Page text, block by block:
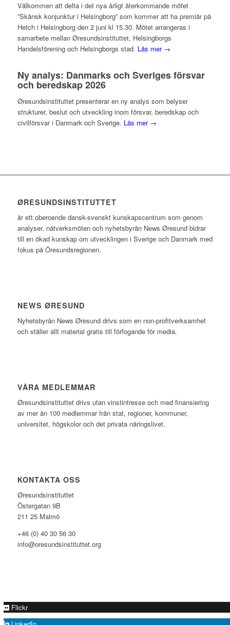
Välkommen att delta i det nya årligt återkommande mötet
”Skånsk konjunktur i Helsingborg” som kommer att ha premiär på
Hetch i Helsingborg den 2 juni kl 15.30. Mötet arrangeras i
samarbete mellan Øresundsinstituttet, Helsingborgs
Handelsförening och Helsingborgs stad. Läs mer →
Ny analys: Danmarks och Sveriges försvar
och beredskap 2026
Øresundsinstituttet presenterar en ny analys som belyser
strukturer, beslut och utveckling inom försvar, beredskap och
civilförsvar i Danmark och Sverige. Läs mer →
ØRESUNDSINSTITUTTET
är ett oberoende dansk-svenskt kunskapscentrum som genom
analyser, nätverksmöten och nyhetsbyrån News Øresund bidrar
till en ökad kunskap om utvecklingen i Sverige och Danmark med
fokus på Öresundsregionen.
NEWS ØRESUND
Nyhetsbyrån News Øresund drivs som en non-profitverksamhet
och ställer allt material gratis till förfogande för media.
VÅRA MEDLEMMAR
Øresundsinstituttet drivs utan vinst­intresse och med finansiering
av mer än 100 medlemmar från stat, regioner, kommuner,
universitet, högskolor och det privata näringslivet.
KONTAKTA OSS
Øresundsinstituttet
Östergatan 9B
211 25 Malmö
+46 (0) 40 30 56 30
info@oresundsinstituttet.org
Flickr